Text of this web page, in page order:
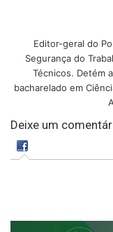
Editor-geral do
Segurança do
Técnicos. Detém
bacharelado em
Deixe um